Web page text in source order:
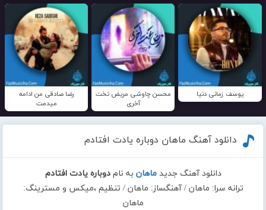
یوسف زمانی دنیا
محسن چاوشی مریض تخت
آخری
رضا صادقی من ادامه
میدمت
دانلود آهنگ ماهان دوباره یادت افتادم
دانلود آهنگ جدیدماهان به نامدوباره یادت افتادم
ترانه سرا: ماهان / آهنگساز: ماهان / تنظیم ،میکس و مسترینگ:
ماهان